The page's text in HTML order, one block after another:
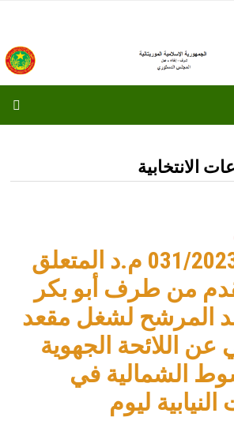
الانتخابية
القرار رقم 031/2023 م.د المتعلق
من طرف أبو بكر
المرشح لشغل مقعد
عن اللائحة الجهوية
الشمالية في
ليوم